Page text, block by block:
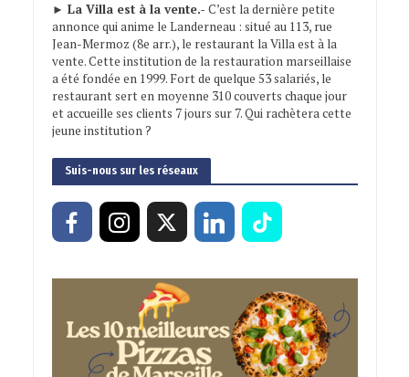
► La Villa est à la vente.- C’est la dernière petite
annonce qui anime le Landerneau : situé au 113, rue
Jean-Mermoz (8e arr.), le restaurant la Villa est à la
vente. Cette institution de la restauration marseillaise
a été fondée en 1999. Fort de quelque 53 salariés, le
restaurant sert en moyenne 310 couverts chaque jour
et accueille ses clients 7 jours sur 7. Qui rachètera cette
jeune institution ?
Suis-nous sur les réseaux